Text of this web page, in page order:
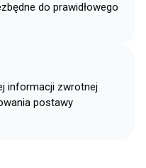
do prawidłowego
informacji zwrotnej
postawy